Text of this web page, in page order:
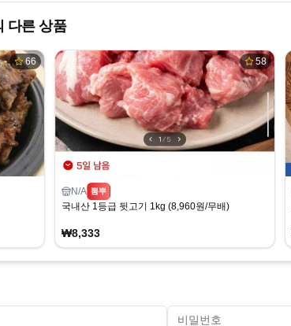
다른 상품
66 58
N/A 뽐뿌
국내산 1등급 뒷고기 1kg (8,960원/무배)
₩8,333